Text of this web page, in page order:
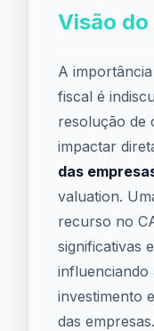
Visão
A
fiscal é
resolução de
impactar
das
valuation.
recurso no
significativas
influenciando
investimento
das empresas.